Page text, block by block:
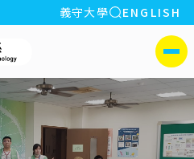
:::
義守大學 全站搜索
ENGLISH
義守大學醫學科學與生物
側選單